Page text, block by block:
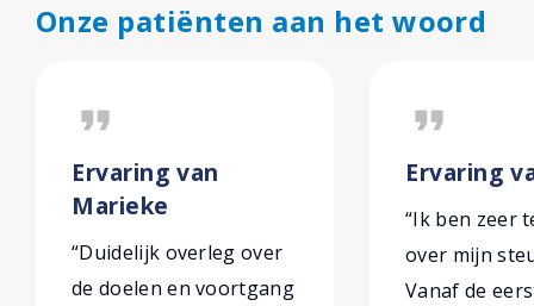
Onze patiënten aan het woord
format_quote
Ervaring van
Marieke
“Duidelijk overleg over
de doelen en voortgang
format_quote
Ervaring
“Ik ben zeer
over mijn
Vanaf de